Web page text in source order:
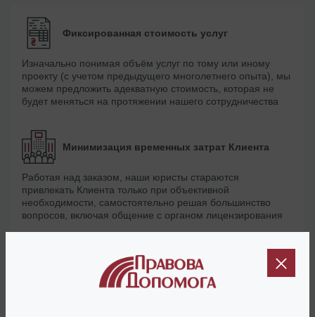
Фиксированная стоимость услуг
Изначально понимая объём услуг по тому или иному
проекту (с учетом предыдущего многолетнего опыта), мы
можем предложить адекватную стоимость, которая не
будет меняться на протяжении нашего сотрудничества
Минимизация временных затрат Клиента
Работая над заказом, наши юристы стараются
привлекать Клиента только при объективной
необходимости, самостоятельно решая большинство
вопросов, включая общение с органом лицензирования
Помощь в поиске АТП
Для тех Клиентов, которые нуждаются в заключении